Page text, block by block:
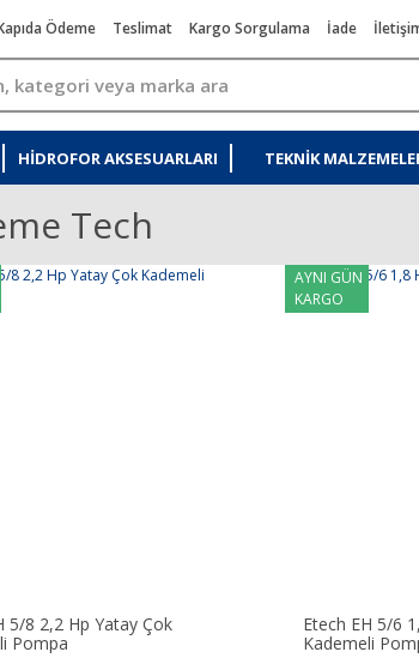
Ödeme Teslimat Kargo Sorgulama İade
HIDROFOR AKSESUARLARI TEKNIK
Tech
5/8 2,2 Hp Yatay Çok
Pompa
AYNI GÜN
KARGO
Etech EH 5/6
Kademeli